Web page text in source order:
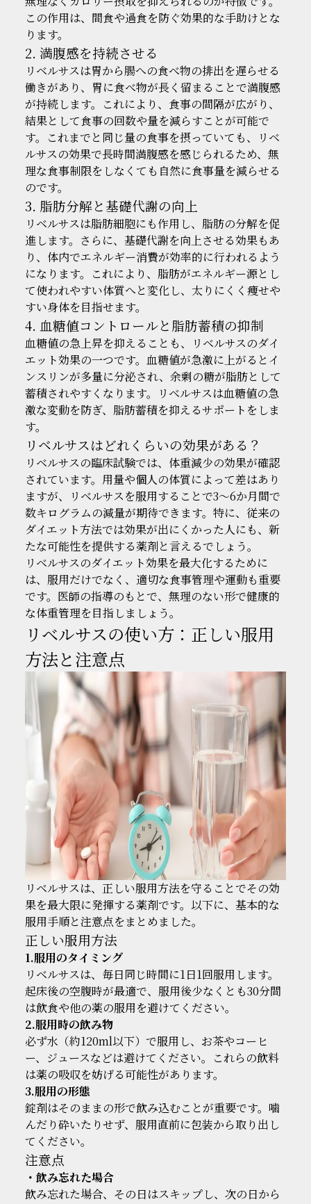
この作用は、間食や過食を防ぐ効果的な手助けとな
ります。
2. 満腹感を持続させる
リベルサスは胃から腸への食べ物の排出を遅らせる
働きがあり、胃に食べ物が長く留まることで満腹感
が持続します。これにより、食事の間隔が広がり、
結果として食事の回数や量を減らすことが可能で
す。これまでと同じ量の食事を摂っていても、リベ
ルサスの効果で長時間満腹感を感じられるため、無
理な食事制限をしなくても自然に食事量を減らせる
のです。
3. 脂肪分解と基礎代謝の向上
リベルサスは脂肪細胞にも作用し、脂肪の分解を促
進します。さらに、基礎代謝を向上させる効果もあ
り、体内でエネルギー消費が効率的に行われるよう
になります。これにより、脂肪がエネルギー源とし
て使われやすい体質へと変化し、太りにくく痩せや
すい身体を目指せます。
4. 血糖値コントロールと脂肪蓄積の抑制
血糖値の急上昇を抑えることも、リベルサスのダイ
エット効果の一つです。血糖値が急激に上がるとイ
ンスリンが多量に分泌され、余剰の糖が脂肪として
蓄積されやすくなります。リベルサスは血糖値の急
激な変動を防ぎ、脂肪蓄積を抑えるサポートをしま
す。
リベルサスはどれくらいの効果がある？
リベルサスの臨床試験では、体重減少の効果が確認
されています。用量や個人の体質によって差はあり
ますが、リベルサスを服用することで3～6か月間で
数キログラムの減量が期待できます。特に、従来の
ダイエット方法では効果が出にくかった人にも、新
たな可能性を提供する薬剤と言えるでしょう。
リベルサスのダイエット効果を最大化するために
は、服用だけでなく、適切な食事管理や運動も重要
です。医師の指導のもとで、無理のない形で健康的
な体重管理を目指しましょう。
リベルサスの使い方：正しい服用
方法と注意点
リベルサスは、正しい服用方法を守ることでその効
果を最大限に発揮する薬剤です。以下に、基本的な
服用手順と注意点をまとめました。
正しい服用方法
1.服用のタイミング
リベルサスは、毎日同じ時間に1日1回服用します。
起床後の空腹時が最適で、服用後少なくとも30分間
は飲食や他の薬の服用を避けてください。
2.服用時の飲み物
必ず水（約120ml以下）で服用し、お茶やコーヒ
ー、ジュースなどは避けてください。これらの飲料
は薬の吸収を妨げる可能性があります。
3.服用の形態
錠剤はそのままの形で飲み込むことが重要です。噛
んだり砕いたりせず、服用直前に包装から取り出し
てください。
注意点
・飲み忘れた場合
飲み忘れた場合、その日はスキップし、次の日から